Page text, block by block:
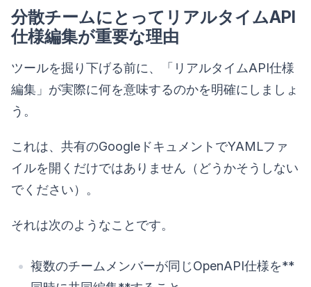
分散チームにとってリアルタイムAPI
仕様編集が重要な理由
ツールを掘り下げる前に、「リアルタイムAPI仕様
編集」が実際に何を意味するのかを明確にしましょ
う。
これは、共有のGoogleドキュメントでYAMLファ
イルを開くだけではありません（どうかそうしない
でください）。
それは次のようなことです。
複数のチームメンバーが同じOpenAPI仕様を**